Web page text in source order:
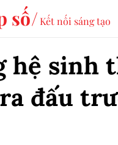
số Kết nối sáng tạo
hệ sinh
đấu